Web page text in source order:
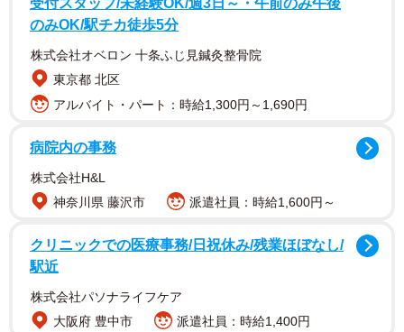
マッチングアプリを利用している一番の目的／マッチングアプリ利用
中、同時に何人くらいとメッセージのやり取りをしていたか（提供画
のみOK/駅チカ徒歩5分
株式会社オベロン 十条ふじ見鍼灸整骨院
東京都 北区
アルバイト・パート：時給1,300円～1,690円
病院内の事務
株式会社H&L
神奈川県 藤沢市
派遣社員：時給1,600円～
クリニックでの医療事務/日祝休み/残業ほぼなし/
駅近
株式会社パソナライフケア
大阪府 豊中市
派遣社員：時給1,400円